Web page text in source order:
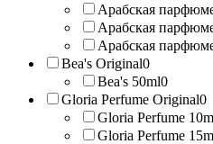
Арабская
Арабская
Арабская
Bea's Original0
Bea's 50ml0
Gloria Perfume Original0
Gloria Perfume
Gloria Perfume